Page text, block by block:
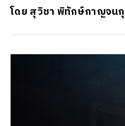
โดย สุวิชา พิทักษ์กาญจน